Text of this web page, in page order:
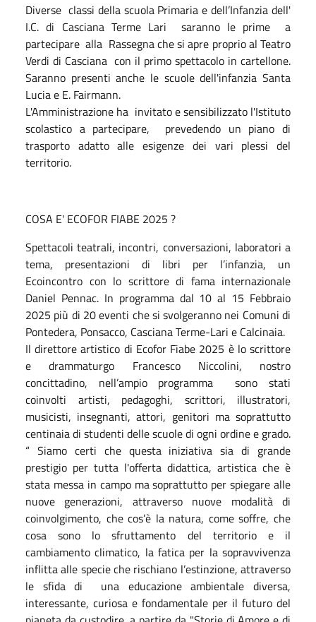
Diverse classi della scuola Primaria e dell’Infanzia dell'
I.C. di Casciana Terme Lari saranno le prime a
partecipare alla Rassegna che si apre proprio al Teatro
Verdi di Casciana con il primo spettacolo in cartellone.
Saranno presenti anche le scuole dell'infanzia Santa
Lucia e E. Fairmann.
L'Amministrazione ha invitato e sensibilizzato l'Istituto
scolastico a partecipare, prevedendo un piano di
trasporto adatto alle esigenze dei vari plessi del
territorio.
COSA E' ECOFOR FIABE 2025 ?
Spettacoli teatrali, incontri, conversazioni, laboratori a
tema, presentazioni di libri per l’infanzia, un
Ecoincontro con lo scrittore di fama internazionale
Daniel Pennac. In programma dal 10 al 15 Febbraio
2025 più di 20 eventi che si svolgeranno nei Comuni di
Pontedera, Ponsacco, Casciana Terme-Lari e Calcinaia.
Il direttore artistico di Ecofor Fiabe 2025 è lo scrittore
e drammaturgo Francesco Niccolini, nostro
concittadino, nell’ampio programma sono stati
coinvolti artisti, pedagoghi, scrittori, illustratori,
musicisti, insegnanti, attori, genitori ma soprattutto
centinaia di studenti delle scuole di ogni ordine e grado.
“ Siamo certi che questa iniziativa sia di grande
prestigio per tutta l'offerta didattica, artistica che è
stata messa in campo ma soprattutto per spiegare alle
nuove generazioni, attraverso nuove modalità di
coinvolgimento, che cos’è la natura, come soffre, che
cosa sono lo sfruttamento del territorio e il
cambiamento climatico, la fatica per la sopravvivenza
inflitta alle specie che rischiano l’estinzione, attraverso
le sfida di una educazione ambientale diversa,
interessante, curiosa e fondamentale per il futuro del